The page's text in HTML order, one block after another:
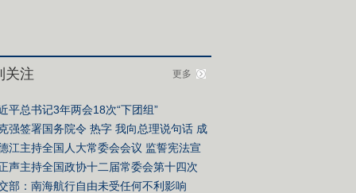
关注 更多
平总书记3年两会18次“下团组”
强签署国务院令 热字 我向总理说句话 成
江主持全国人大常委会会议 监誓宪法宣
式
声主持全国政协十二届常委会第十四次
部：南海航行自由未受任何不利影响